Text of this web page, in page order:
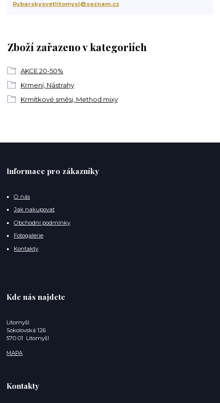
Zboží zařazeno v kategoriích
AKCE 20-50%
Krmení, Nástrahy
Krmítkové směsi, Method mixy
Rybarskysvetlitomysl@seznam.cz
Informace pro zákazníky
O nás
Jak nakupovat
Obchodní podmínky
Fotogalerie
Kontakty
Kde nás najdete
Litomyšl
Sokolovská 126
570 01 Litomyšl
MAPA
Kontakty